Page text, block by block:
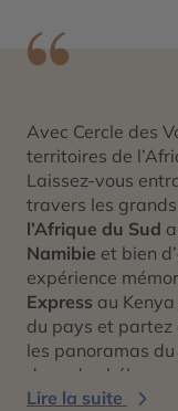
Avec Cercle des
territoires de
Laissez-vous
travers les
l’Afrique du Sud
Namibie et bien
expérience
Express au
du pays et partez
les panoramas
dans des
l’environnement,
Lire la suite